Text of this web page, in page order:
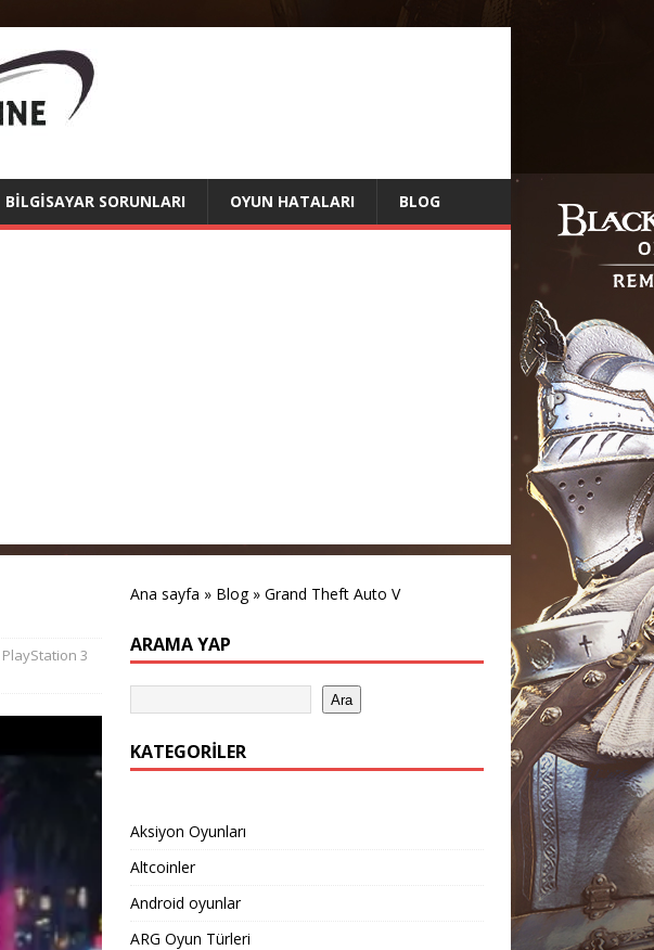
BILGISAYAR SORUNLARI OYUN HATALARI BLOG
PlayStation 3
Ana sayfa » Blog» Grand Theft Auto V
ARAMA YAP
Ara
KATEGORILER
Aksiyon Oyunları
Altcoinler
Android oyunlar
ARG Oyun Türleri